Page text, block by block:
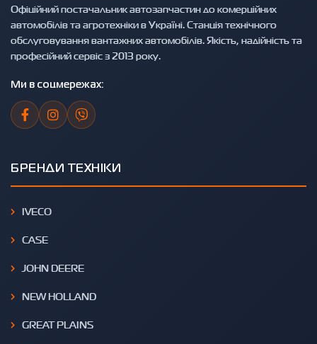
Офіційний постачальник автозапчастин до комерційних
автомобілів та агротехніки в Україні. Станція технічного
обслуговування вантажних автомобілів. Якість, надійність та
професійний сервіс з 2013 року.
Ми в соцмережах:
БРЕНДИ ТЕХНІКИ
IVECO
CASE
JOHN DEERE
NEW HOLLAND
GREAT PLAINS